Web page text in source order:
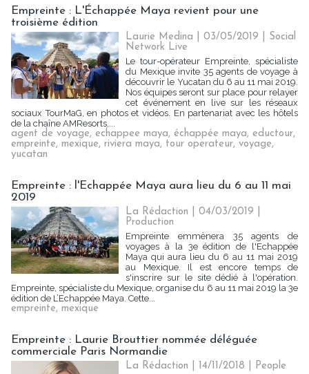
Empreinte : L'Échappée Maya revient pour une
troisième édition
Laurie Medina | 03/05/2019
Social
Network Live
Le tour-opérateur Empreinte, spécialiste
du Mexique invite 35 agents de voyage à
découvrir le Yucatan du 6 au 11 mai 2019.
Nos équipes seront sur place pour relayer
cet événement en live sur les réseaux
sociaux TourMaG, en photos et vidéos. En partenariat avec les hôtels
de la chaîne AMResorts,...
agent de voyage, echappee maya, échappée maya, eductour,
empreinte, mexique, riviera maya, tour operateur, voyage,
yucatan
Empreinte : l'Echappée Maya aura lieu du 6 au 11 mai
2019
La Rédaction | 04/03/2019
Production
Empreinte emmènera 35 agents de
voyages à la 3e édition de l'Echappée
Maya qui aura lieu du 6 au 11 mai 2019
au Mexique. Il est encore temps de
s'inscrire sur le site dédié à l'opération.
Empreinte, spécialiste du Mexique, organise du 6 au 11 mai 2019 la 3e
édition de L’Echappée Maya. Cette...
empreinte, mexique
Empreinte : Laurie Brouttier nommée déléguée
commerciale Paris Normandie
La Rédaction | 14/11/2018
People